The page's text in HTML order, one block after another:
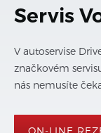
Servis
V autoservise
značkovém
nás nemusíte
ON-LINE